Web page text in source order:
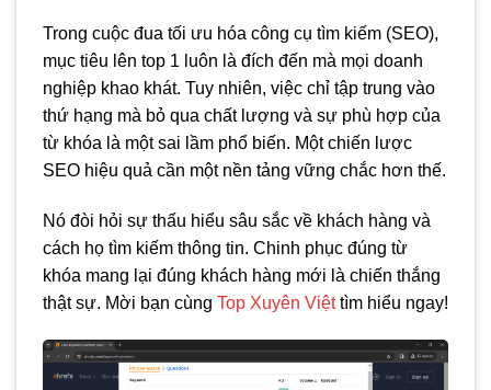
Trong cuộc đua tối ưu hóa công cụ tìm kiếm (SEO),
mục tiêu lên top 1 luôn là đích đến mà mọi doanh
nghiệp khao khát. Tuy nhiên, việc chỉ tập trung vào
thứ hạng mà bỏ qua chất lượng và sự phù hợp của
từ khóa là một sai lầm phổ biến. Một chiến lược
SEO hiệu quả cần một nền tảng vững chắc hơn thế.
Nó đòi hỏi sự thấu hiểu sâu sắc về khách hàng và
cách họ tìm kiếm thông tin. Chinh phục đúng từ
khóa mang lại đúng khách hàng mới là chiến thắng
thật sự. Mời bạn cùng Top Xuyên Việttìm hiểu ngay!